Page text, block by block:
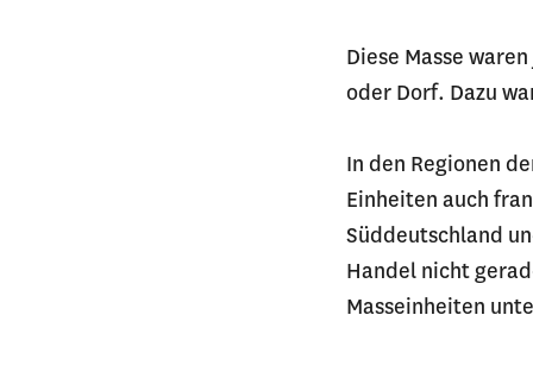
Diese Masse
oder Dorf. Dazu
In den Regionen
Einheiten auch
Süddeutschland
Handel nicht
Masseinheiten